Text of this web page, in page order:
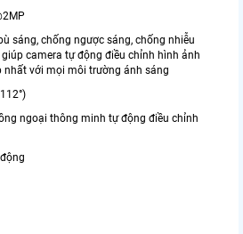
sáng, chống ngược sáng, chống nhiễu
camera tự động điều chỉnh hình ảnh
nhất với mọi môi trường ánh sáng
ngoại thông minh tự động điều chỉnh